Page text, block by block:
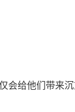
给他们带来